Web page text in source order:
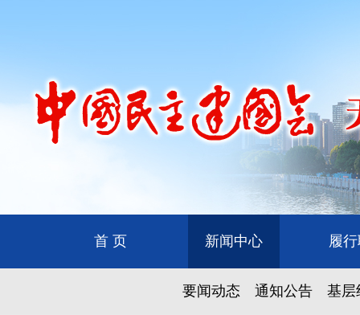
首 页 新闻中心 履
要闻动态 通知公告 基层